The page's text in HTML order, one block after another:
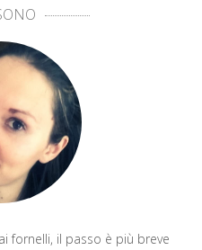
fornelli, il passo è più breve